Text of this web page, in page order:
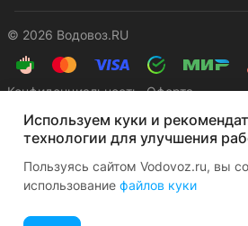
© 2026 Водовоз.RU
КонфиденциальностьОферта
Главная
Используем куки и
технологии для улучшения
Пользуясь сайтом Vodovoz.ru, вы
использование файлов куки